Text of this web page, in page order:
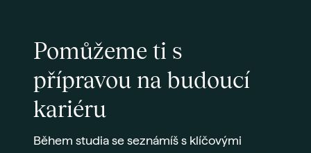
Pomůžeme ti s
přípravou na budoucí
kariéru
Během studia se seznámíš s klíčovými